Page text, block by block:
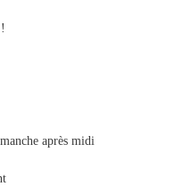
après midi